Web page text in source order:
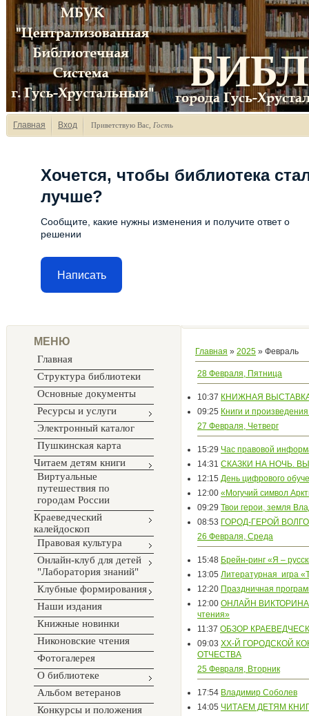
Главная Вход Приветствую Вас Гость
Хочется, чтобы библиотека
лучше?
Сообщите, какие нужны изменения и получите ответ о
решении
Написать
МЕНЮ
Главная
Структура библиотеки
Основные документы
Ресурсы и услуги
Электронный каталог
Пушкинская карта
Читаем детям книги
Виртуальные
путешествия по
городам России
Краеведческий
калейдоскоп
Правовая культура
Онлайн-клуб для детей
"Лаборатория знаний"
Клубные формирования
Наши издания
Книжные новинки
Никоновские чтения
Фотогалерея
О библиотеке
Альбом ветеранов
Конкурсы и положения
Главная » 2025 » Февраль
28 Февраля, Пятница
10:37 КНИЖНАЯ
09:25 Книги и
27 Февраля, Четверг
15:29 Час правовой
14:31 СКАЗКИ НА НОЧЬ.
12:15 День цифрового
12:00 «Могучий символ
09:29 Твои герои, земля
08:53 ГОРОД-ГЕРОЙ
26 Февраля, Среда
15:48 Брейн-ринг «Я –
13:05 Литературная игра
12:20 Праздничная
12:00 ОНЛАЙН ВИКТОРИНА
чтения»
11:37 ОБЗОР
09:03 XX-Й ГОРОДСКОЙ
ОТЧЕСТВА
25 Февраля, Вторник
17:54 Владимир Соболев
14:05 ЧИТАЕМ ДЕТЯМ